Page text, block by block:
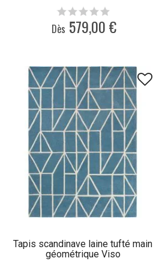
Dès 579,00 €
Tapis scandinave laine tufté main
géométrique Viso